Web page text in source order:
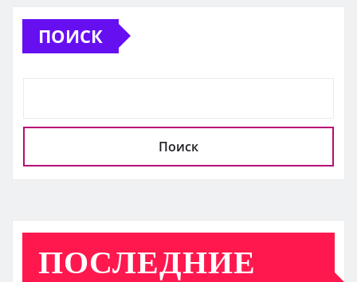
ПОИСК
Поиск
ПОСЛЕДНИЕ